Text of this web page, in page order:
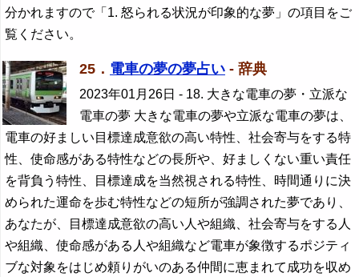
分かれますので「1. 怒られる状況が印象的な夢」の項目をご
覧ください。
25． 電車の夢の夢占い - 辞典
2023年01月26日 - 18. 大きな電車の夢・立派な
電車の夢 大きな電車の夢や立派な電車の夢は、
電車の好ましい目標達成意欲の高い特性、社会寄与をする特
性、使命感がある特性などの長所や、好ましくない重い責任
を背負う特性、目標達成を当然視される特性、時間通りに決
められた運命を歩む特性などの短所が強調された夢であり、
あなたが、目標達成意欲の高い人や組織、社会寄与をする人
や組織、使命感がある人や組織など電車が象徴するポジティ
ブな対象をはじめ頼りがいのある仲間に恵まれて成功を収め